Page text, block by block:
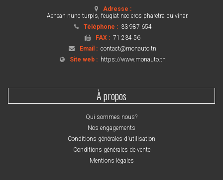
Adresse :
Aenean nunc turpis, feugiat nec eros pharetra pulvinar.
Téléphone : 33 987 654
FAX :71 234 56
Email :contact@monauto.tn
Site web : https://www.monauto.tn
À propos
Qui sommes nous?
Nos engagements
Conditions générales d'utilisation
Conditions générales de vente
Mentions légales